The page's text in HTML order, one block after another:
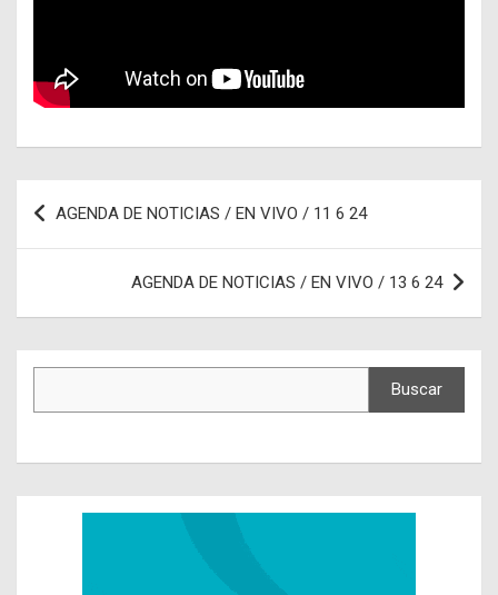
Navegación
de
AGENDA DE NOTICIAS / EN VIVO / 11 6 24
AGENDA DE NOTICIAS / EN VIVO / 13 6 24
Buscar